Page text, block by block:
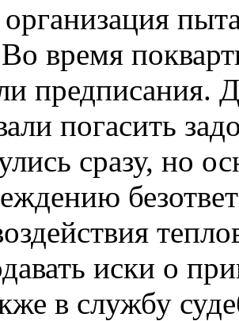
время
предписания.
погасить
сразу, но
иски о
в службу